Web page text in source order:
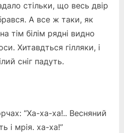
стільки, що весь двір
А все ж таки, як
тім білім рядні видно
Хитавдться гілляки, і
сніг падуть.
“Ха-ха-ха!.. Весняний
і мрія. ха-ха!”